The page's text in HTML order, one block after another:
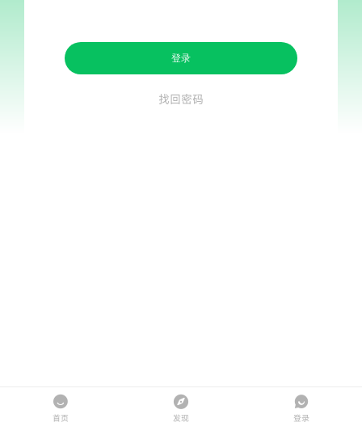
登录
找回密码
首页 发现 登录